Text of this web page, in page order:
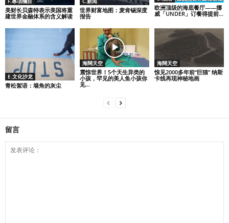
美财长贝森特表示美国将重
建世界金融体系的含义解读
世界财富地图：麦肯锡深度
报告
欧洲顶级的海底餐厅——挪
威「UNDER」订餐得提前...
E.文化沙龙
青松絮语：墙角的灰尘
海闊天空
震惊世界！5个天生异类的
小孩，罕见的美人鱼小孩你
见...
海闊天空
惊见2000多年前“巨猫” 纳斯
卡线再现神秘地画
留言